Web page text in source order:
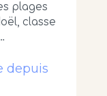
plages
classe
depuis